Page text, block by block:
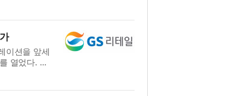
율은 18%
이션을 앞세
열었다. 이
가로 열며 3